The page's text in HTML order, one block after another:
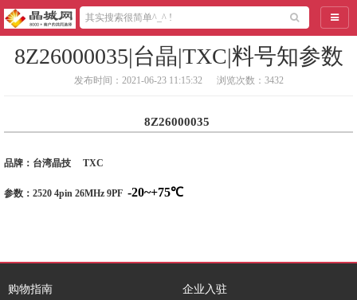
导航
8Z26000035|台晶|TXC|料号知参数
发布时间：2021-06-23 11:15:32 浏览次数：3432
8Z26000035
品牌：台湾晶技 TXC
参数： 2520 4pin 26MHz 9PF -20~+75℃
购物指南 企业入驻